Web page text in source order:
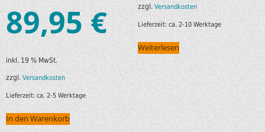
89,95€
inkl. 19 % MwSt.
zzgl.Versandkosten
Lieferzeit:ca. 2-5 Werktage
In den Warenkorb
zzgl.Versandkosten
Lieferzeit:ca. 2-10 Werktage
Weiterlesen